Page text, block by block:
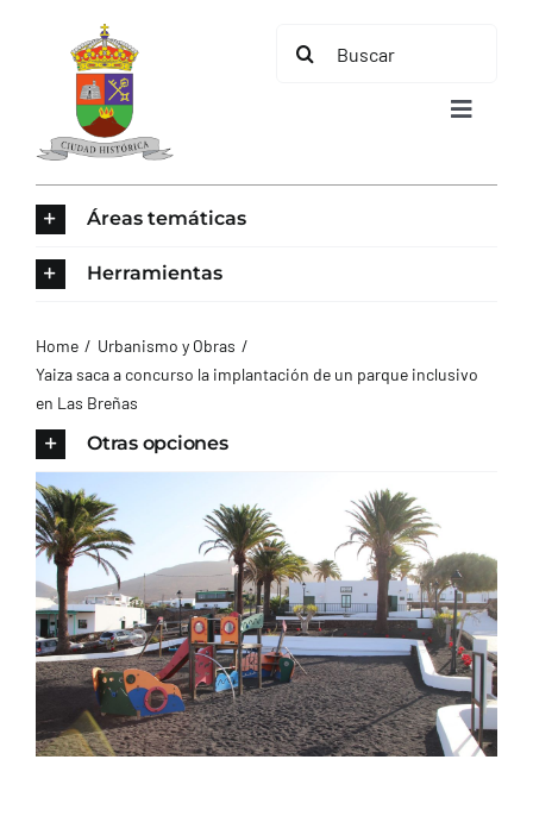
contenido
Buscar:
Toggle
AYUNTAMIENTO
TURISMO
CONTACTO
Áreas temáticas
Herramientas
Home
Urbanismo y Obras
Yaiza saca a concurso la implantación de un parque inclusivo
en Las Breñas
Otras opciones